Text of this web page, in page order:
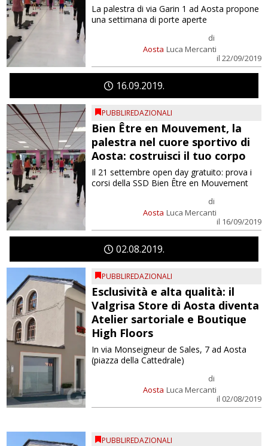
Aosta
di
Luca Mercanti
il 22/09/2019
La palestra di via Garin 1 ad Aosta propone
una settimana di porte aperte
1609 2019
PUBBLIREDAZIONALI
Bien Être en Mouvement, la
palestra nel cuore sportivo di
Aosta: costruisci il tuo corpo
Aosta
di
Luca Mercanti
il 16/09/2019
Il 21 settembre open day gratuito: prova i
corsi della SSD Bien Être en Mouvement
0208 2019
PUBBLIREDAZIONALI
Esclusività e alta qualità: il
Valgrisa Store di Aosta diventa
Atelier sartoriale e Boutique
High Floors
Aosta
di
Luca Mercanti
il 02/08/2019
In via Monseigneur de Sales, 7 ad Aosta
(piazza della Cattedrale)
PUBBLIREDAZIONALI